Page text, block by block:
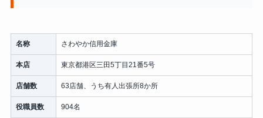
名称 さわやか信用金庫
本店 東京都港区三田5丁目21番5号
店舗数 63店舗、うち有人出張所8か所
役職員数 904名